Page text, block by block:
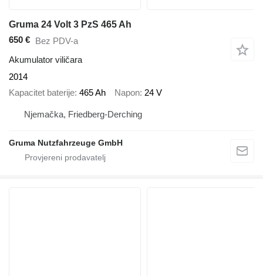
Gruma 24 Volt 3 PzS 465 Ah
650 € Bez PDV-a
Akumulator viličara
2014
Kapacitet baterije 465 Ah Napon 24 V
Njemačka, Friedberg-Derching
Gruma Nutzfahrzeuge GmbH